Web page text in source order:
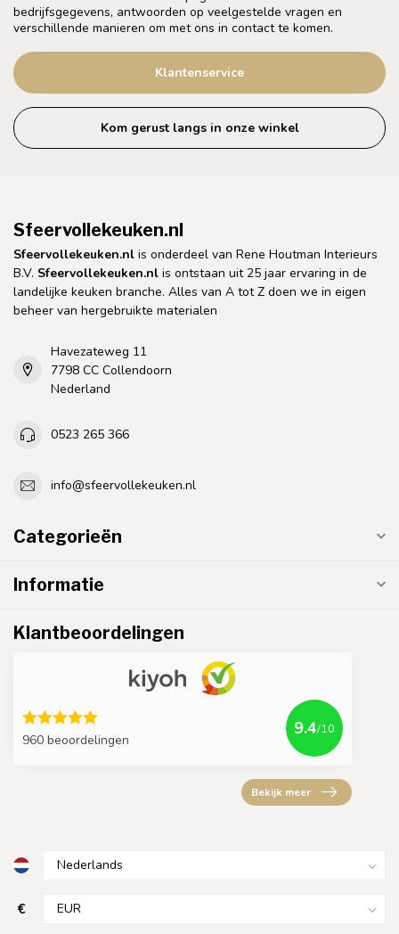
bedrijfsgegevens, antwoorden op veelgestelde vragen en
verschillende manieren om met ons in contact te komen.
Klantenservice
Kom gerust langs in onze winkel
Sfeervollekeuken.nl
Sfeervollekeuken.nl is onderdeel van Rene Houtman Interieurs
B.V. Sfeervollekeuken.nl is ontstaan uit 25 jaar ervaring in de
landelijke keuken branche. Alles van A tot Z doen we in eigen
beheer van hergebruikte materialen
Havezateweg 11
7798 CC Collendoorn
Nederland
0523 265 366
info@sfeervollekeuken.nl
Categorieën
Informatie
Klantbeoordelingen
960 beoordelingen
9.4/10
Bekijk meer
€